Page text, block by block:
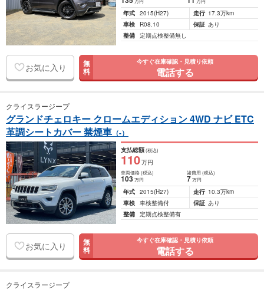
年式 2015(H27) 走行 17.3万km
車検
R08.10 保証 あり
整備 定期点検整備無し
お気に入り 無
料
今すぐ在庫確認・見積り依頼
電話する
クライスラージープ
グランドチェロキー クロームエディション 4WD ナビ ETC
革調シートカバー 禁煙車 （-）
支払総額(税込)
110万円
車両価格(税込)
103万円
諸費用 (税込)
7 万円
年式 2015(H27) 走行 10.3万km
車検 車検整備付 保証 あり
整備 定期点検整備有
お気に入り 無
料
今すぐ在庫確認・見積り依頼
電話する
クライスラージープ